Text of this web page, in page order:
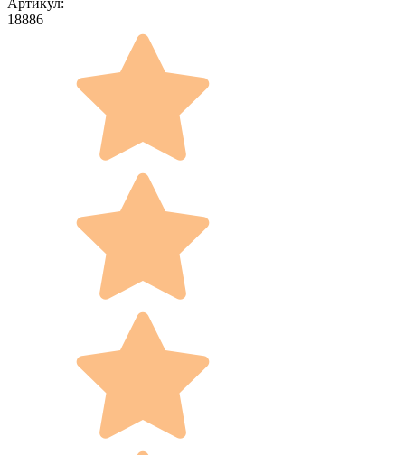
18886